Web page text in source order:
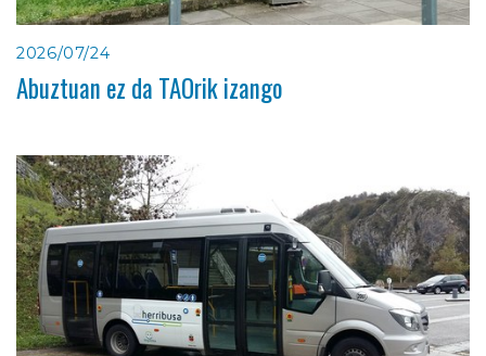
2026/07/24
Abuztuan ez da TAOrik izango